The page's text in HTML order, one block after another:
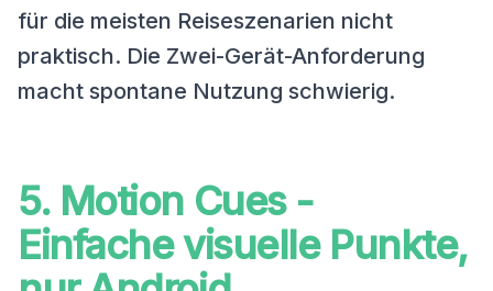
für die meisten Reiseszenarien nicht
praktisch. Die Zwei-Gerät-Anforderung
macht spontane Nutzung schwierig.
5. Motion Cues -
Einfache visuelle Punkte,